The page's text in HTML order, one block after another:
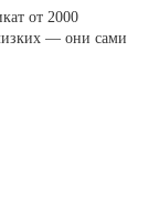
от 2000
— они сами